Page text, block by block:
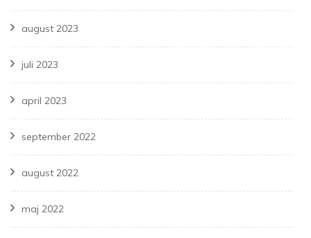
august 2023
juli 2023
april 2023
september 2022
august 2022
maj 2022